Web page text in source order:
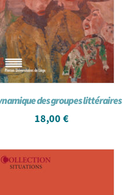
des groupes littéraires
18,00 €